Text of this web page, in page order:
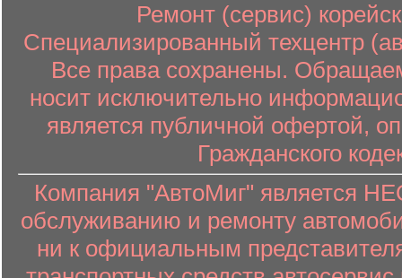
Ремонт (сервис)
Специализированный техцентр
Все права сохранены.
носит исключительно
является публичной офертой,
Гражданского
Компания "АвтоМиг" является
обслуживанию и ремонту
ни к официальным